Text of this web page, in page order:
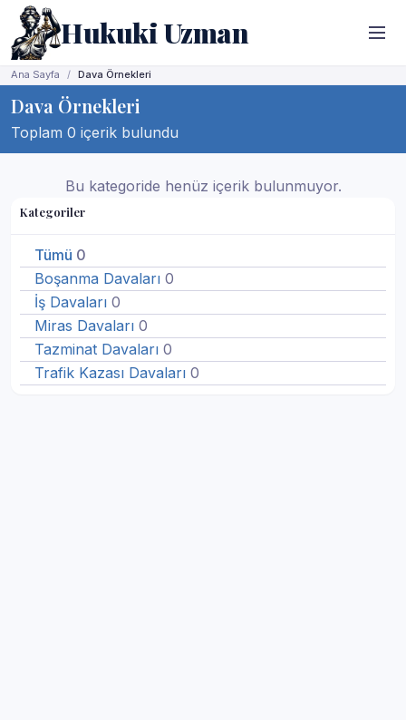
Hukuki Uzman
Ana Sayfa Dava Örnekleri
Dava Örnekleri
Toplam 0 içerik bulundu
Kategoriler
Tümü 0
Boşanma Davaları 0
İş Davaları 0
Miras Davaları 0
Tazminat Davaları 0
Trafik Kazası Davaları 0
Bu kategoride henüz içerik bulunmuyor.